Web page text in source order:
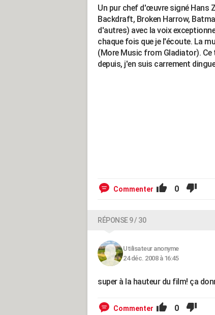
Un pur chef d'œuvre signé Hans
Backdraft, Broken Harrow,
d'autres) avec la voix
chaque fois que je l'écoute. La
(More Music from Gladiator). Ce
depuis, j'en suis carrement
Commenter 0
RÉPONSE 9 / 30
Utilisateur anonyme
24 déc. 2008 à 16:45
super à la hauteur du film! ça
Commenter 0